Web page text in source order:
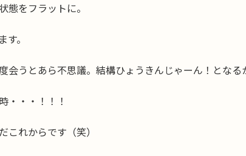
態をフラットに。
。
うとあら不思議。結構ひょうきんじゃーん！となる
・・・！！！
これからです（笑）